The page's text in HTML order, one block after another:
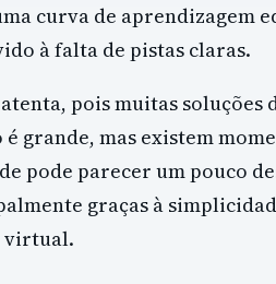
curva de aprendizagem
à falta de pistas claras.
pois muitas soluções
grande, mas existem
pode parecer um pouco
graças à
virtual.